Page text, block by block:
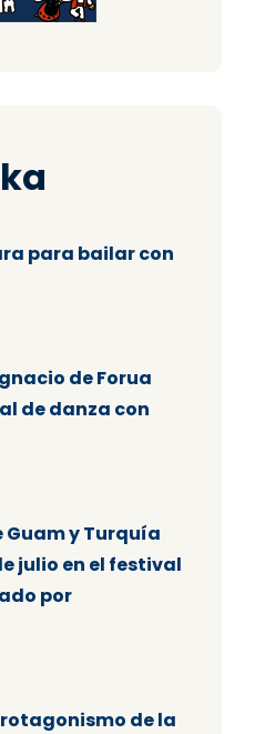
para bailar con
de Forua
de danza con
Guam y Turquía
julio en el festival
por
de la